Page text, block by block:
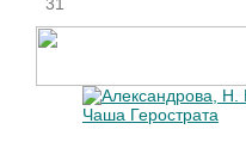
31